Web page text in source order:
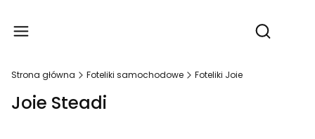
Otwórz
Strona główna Foteliki samochodowe Foteliki Joie
Joie Steadi